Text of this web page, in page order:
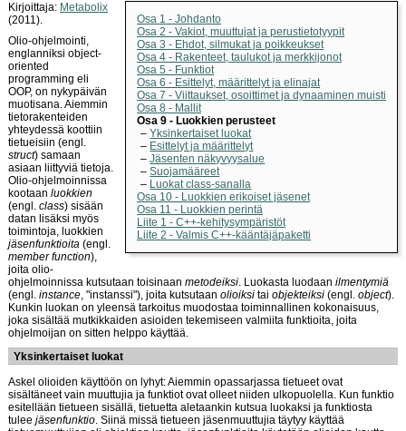
Osa 1 - Johdanto
Osa 2 - Vakiot, muuttujat ja perustietotyypit
Osa 3 - Ehdot, silmukat ja poikkeukset
Osa 4 - Rakenteet, taulukot ja merkkijonot
Osa 5 - Funktiot
Osa 6 - Esittelyt, määrittelyt ja elinajat
Osa 7 - Viittaukset, osoittimet ja dynaaminen muisti
Osa 8 - Mallit
Osa 9 - Luokkien perusteet
Yksinkertaiset luokat
Esittelyt ja määrittelyt
Jäsenten näkyvyysalue
Suojamääreet
Luokat class-sanalla
Osa 10 - Luokkien erikoiset jäsenet
Osa 11 - Luokkien perintä
Liite 1 - C++-kehitysympäristöt
Liite 2 - Valmis C++-kääntäjäpaketti
Kirjoittaja: Metabolix
(2011).
Olio-ohjelmointi,
englanniksi object-
oriented
programming eli
OOP, on nykypäivän
muotisana. Aiemmin
tietorakenteiden
yhteydessä koottiin
tietueisiin (engl.
struct) samaan
asiaan liittyviä tietoja.
Olio-ohjelmoinnissa
kootaan luokkien
(engl. class) sisään
datan lisäksi myös
toimintoja, luokkien
jäsenfunktioita (engl.
member function),
joita olio-
ohjelmoinnissa kutsutaan toisinaan metodeiksi. Luokasta luodaan ilmentymiä
(engl. instance, "instanssi"), joita kutsutaan olioiksi tai objekteiksi (engl. object).
Kunkin luokan on yleensä tarkoitus muodostaa toiminnallinen kokonaisuus,
joka sisältää mutkikkaiden asioiden tekemiseen valmiita funktioita, joita
ohjelmoijan on sitten helppo käyttää.
Yksinkertaiset luokat
Askel olioiden käyttöön on lyhyt: Aiemmin opassarjassa tietueet ovat
sisältäneet vain muuttujia ja funktiot ovat olleet niiden ulkopuolella. Kun funktio
esitellään tietueen sisällä, tietuetta aletaankin kutsua luokaksi ja funktiosta
tulee jäsenfunktio. Siinä missä tietueen jäsenmuuttujia täytyy käyttää